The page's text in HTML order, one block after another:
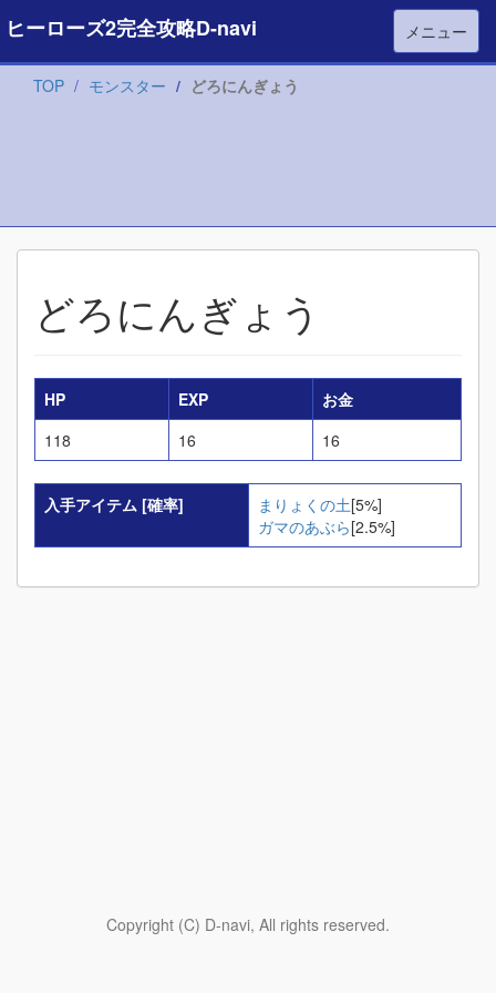
メニュー
ヒーローズ2完全攻略D-navi
TOP モンスター どろにんぎょう
どろにんぎょう
HP EXP
お金
118
16 16
入手アイテム [確率] まりょくの土[5%]
ガマのあぶら[2.5%]
Copyright (C) D-navi, All rights reserved.